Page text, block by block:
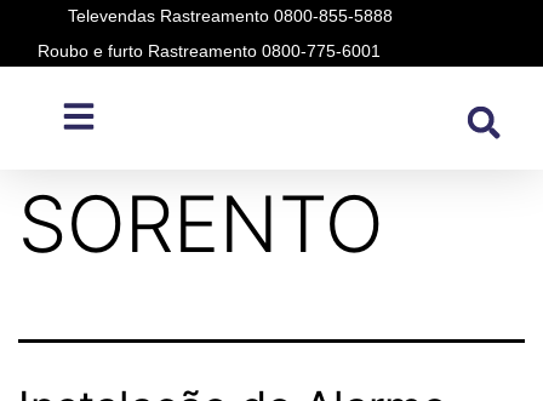
Televendas Rastreamento 0800-855-5888
Roubo e furto Rastreamento 0800-775-6001
Modelo:
SORENTO